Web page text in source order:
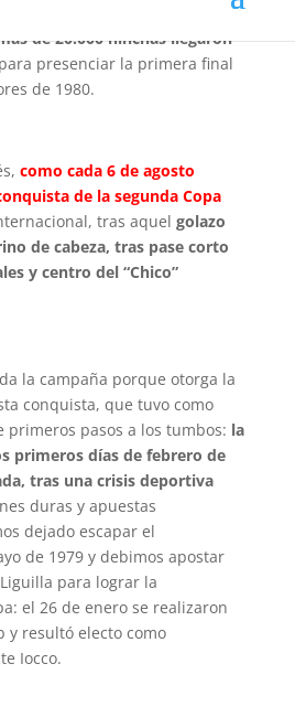
de 20.000 hinchas llegaron
presenciar la primera final
de 1980.
como cada 6 de agosto
de la segunda Copa
tras aquel golazo
de cabeza, tras pase corto
y centro del “Chico”
la campaña porque otorga la
conquista, que tuvo como
primeros pasos a los tumbos: la
primeros días de febrero de
tras una crisis deportiva
duras y apuestas
dejado escapar el
de 1979 y debimos apostar
para lograr la
el 26 de enero se realizaron
y resultó electo como
Iocco.